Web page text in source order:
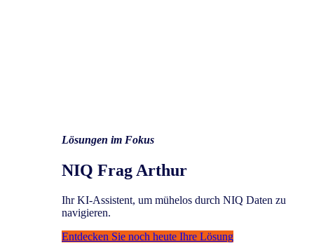
Lösungen im Fokus
NIQ Frag Arthur
Ihr KI-Assistent, um mühelos durch NIQ Daten zu
navigieren.​
Entdecken Sie noch heute Ihre Lösung